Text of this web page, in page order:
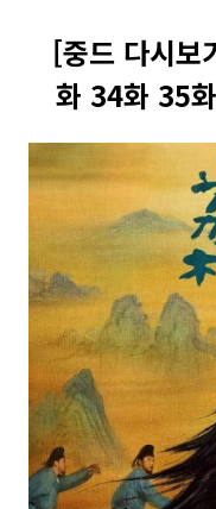
[중드 다시보
화 34화 35